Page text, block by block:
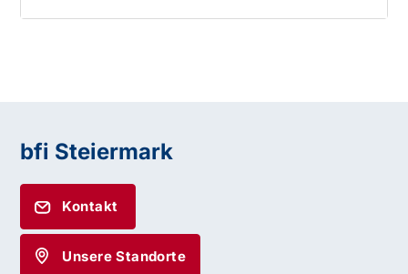
bfi Steiermark
Kontakt
Unsere Standorte